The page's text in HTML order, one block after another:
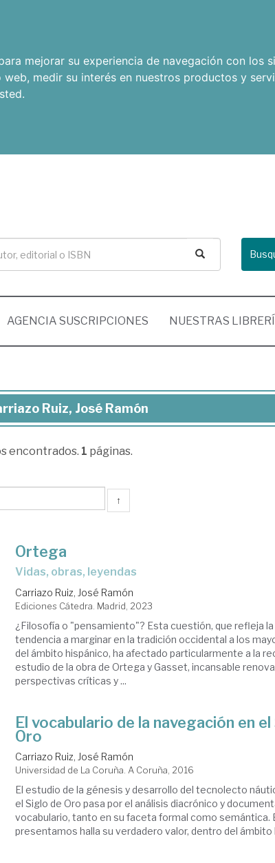
mejorar su experiencia de navegación con los
web, medir su interés en nuestros productos y
.
AGENCIA SUSCRIPCIONES NUESTRAS
Ruiz, José Ramón
encontrados. 1 páginas.
↑
Ortega
Vidas, obras, leyendas
Carriazo Ruiz, José Ramón
Ediciones Cátedra. Madrid, 2023
¿Filosofía o "pensamiento"? Esta cuestión, que refleja
tendencia a marginar en la tradición occidental a los
del ámbito hispánico, ha afectado particularmente a la
estudio de la obra de Ortega y Gasset, incansable
perspectivas críticas y ...
El vocabulario de la navegación en
Oro
Carriazo Ruiz, José Ramón
Universidad de La Coruña. A Coruña, 2016
El estudio de la génesis y desarrollo del tecnolecto
el Siglo de Oro pasa por el análisis diacrónico y
vocabulario, tanto en su faceta formal como semántica.
presentamos halla su verdadero valor, dentro del ámbito